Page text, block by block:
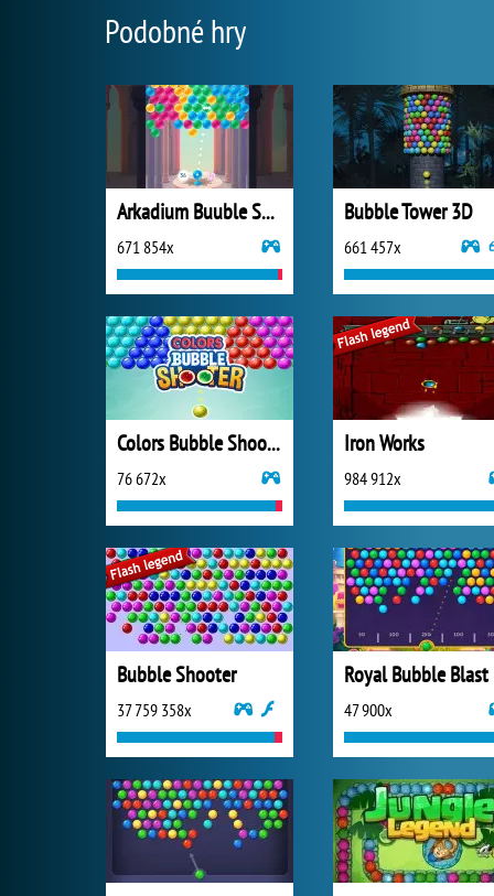
Podobné hry
Arkadium Buuble Shooter
671 854x
Bubble Tower 3D
661 457x
Colors Bubble Shooter
76 672x
Iron Works
984 912x
Bubble Shooter
37 759 358x
Royal Bubble Blast
47 900x